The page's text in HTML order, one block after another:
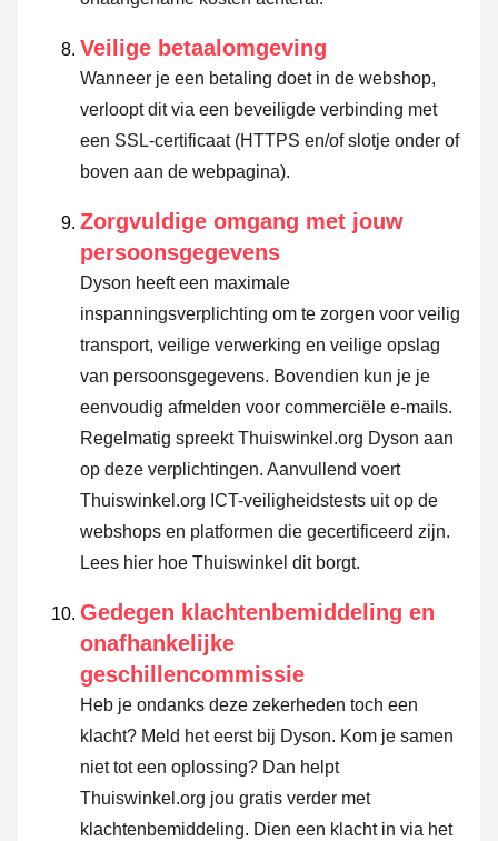
Veilige betaalomgeving
Wanneer je een betaling doet in de webshop,
verloopt dit via een beveiligde verbinding met
een SSL-certificaat (HTTPS en/of slotje onder of
boven aan de webpagina).
Zorgvuldige omgang met jouw
persoonsgegevens
Dyson heeft een maximale
inspanningsverplichting om te zorgen voor veilig
transport, veilige verwerking en veilige opslag
van persoonsgegevens. Bovendien kun je je
eenvoudig afmelden voor commerciële e-mails.
Regelmatig spreekt Thuiswinkel.org Dyson aan
op deze verplichtingen. Aanvullend voert
Thuiswinkel.org ICT-veiligheidstests uit op de
webshops en platformen die gecertificeerd zijn.
Lees hier hoe Thuiswinkel dit borgt.
Gedegen klachtenbemiddeling en
onafhankelijke
geschillencommissie
Heb je ondanks deze zekerheden toch een
klacht? Meld het eerst bij Dyson. Kom je samen
niet tot een oplossing? Dan helpt
Thuiswinkel.org jou gratis verder met
klachtenbemiddeling. Dien een klacht in via het